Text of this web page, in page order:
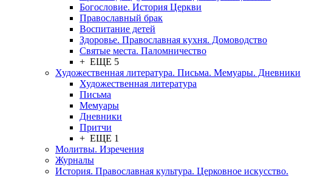
Богословие. История Церкви
Православный брак
Воспитание детей
Здоровье. Православная кухня. Домоводство
Святые места. Паломничество
+ ЕЩЕ 5
Художественная литература. Письма. Мемуары. Дневники
Художественная литература
Письма
Мемуары
Дневники
Притчи
+ ЕЩЕ 1
Молитвы. Изречения
Журналы
История. Православная культура. Церковное искусство.